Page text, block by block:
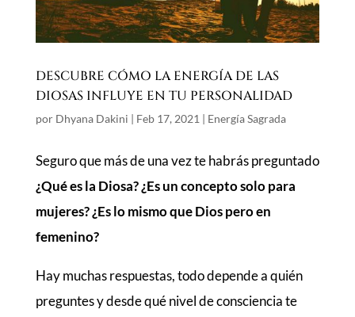
DESCUBRE CÓMO LA ENERGÍA DE LAS
DIOSAS INFLUYE EN TU PERSONALIDAD
por Dhyana Dakini | Feb 17, 2021 | Energía Sagrada
Seguro que más de una vez te habrás preguntado
¿Qué es la Diosa? ¿Es un concepto solo para
mujeres? ¿Es lo mismo que Dios pero en
femenino?
Hay muchas respuestas, todo depende a quién
preguntes y desde qué nivel de consciencia te